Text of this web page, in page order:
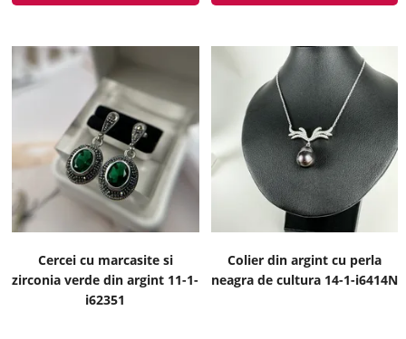
Cercei cu marcasite si
zirconia verde din argint 11-1-
i62351
Colier din argint cu perla
neagra de cultura 14-1-i6414N